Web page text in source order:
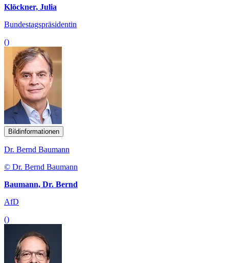
Klöckner, Julia
Bundestagspräsidentin
()
Bildinformationen
Dr. Bernd Baumann
© Dr. Bernd Baumann
Baumann, Dr. Bernd
AfD
()